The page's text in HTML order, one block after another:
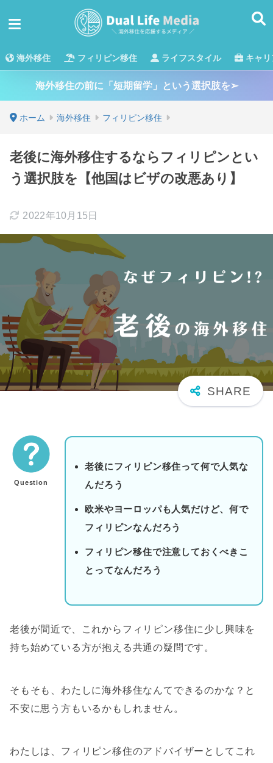
海外移住 フィリピン移住 ライフスタイル キャリ
海外移住の前に「短期留学」という選択肢を➢
ホーム 海外移住 フィリピン移住
老後に海外移住するならフィリピンとい
う選択肢を【他国はビザの改悪あり】
2022年10月15日
Question
老後にフィリピン移住って何で人気な
んだろう
欧米やヨーロッパも人気だけど、何で
フィリピンなんだろう
フィリピン移住で注意しておくべきこ
とってなんだろう
老後が間近で、これからフィリピン移住に少し興味を
持ち始めている方が抱える共通の疑問です。
そもそも、 わたしに海外移住なんてできるのかな？ と
不安に思う方もいるかもしれません。
わたしは、フィリピン移住のアドバイザーとしてこれ